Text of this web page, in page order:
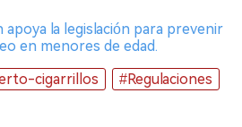
apoya la legislación para prevenir
en menores de edad.
cigarrillos
#Regulaciones